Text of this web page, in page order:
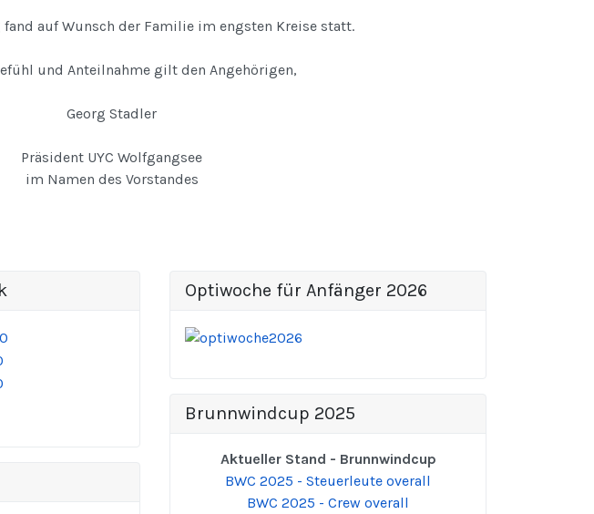
fand auf Wunsch der Familie im engsten Kreise statt.
und Anteilnahme gilt den Angehörigen,
Georg Stadler
Präsident UYC Wolfgangsee
im Namen des Vorstandes
Optiwoche für Anfänger 2026
Brunnwindcup 2025
Aktueller Stand - Brunnwindcup
BWC 2025 - Steuerleute overall
BWC 2025 - Crew overall